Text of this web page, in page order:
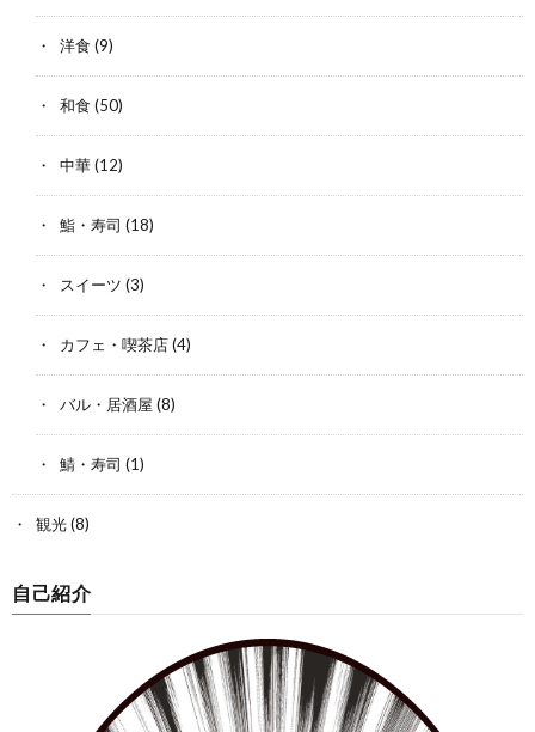
洋食 (9)
和食 (50)
中華(12)
鮨・寿司 (18)
スイーツ (3)
カフェ・喫茶店(4)
バル・居酒屋 (8)
鯖・寿司 (1)
観光(8)
自己紹介